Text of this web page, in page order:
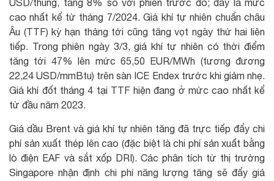
USD/thùng, tăng 8% so với phiên trước đó; đây là mức
cao nhất kể từ tháng 7/2024. Giá khí tự nhiên chuẩn châu
Âu (TTF) kỳ hạn tháng tới cũng tăng vọt ngày thứ hai liên
tiếp. Trong phiên ngày 3/3, giá khí tự nhiên có thời điểm
tăng tới 47% lên mức 65,50 EUR/MWh (tương đương
22,24 USD/mmBtu) trên sàn ICE Endex trước khi giảm nhẹ.
Giá khí đốt tháng 4 tại TTF hiện đang ở mức cao nhất kể
từ đầu năm 2023.
Giá dầu Brent và giá khí tự nhiên tăng đã trực tiếp đẩy chi
phí sản xuất thép lên cao (đặc biệt là chi phí sản xuất bằng
lò điện EAF và sắt xốp DRI). Các phân tích từ thị trường
Singapore nhận định chi phí năng lượng tăng sẽ đẩy giá